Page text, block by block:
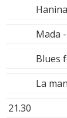
Mada
Blues
La
21.30